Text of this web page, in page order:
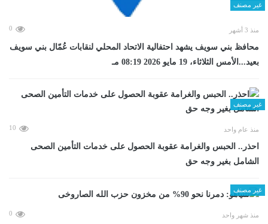
غير مصنف
منذ 3 أشهر 0
محافظ بني سويف يشهد احتفالية الاتحاد المحلي لنقابات عُمّال بني سويف
بعيد...الأمس الثلاثاء، 19 مايو 2026 08:19 مـ
غير مصنف
منذ عام واحد 10
احذر.. الحبس والغرامة عقوبة الحصول على خدمات التأمين الصحى
الشامل بغير وجه حق
غير مصنف
منذ شهر واحد 0